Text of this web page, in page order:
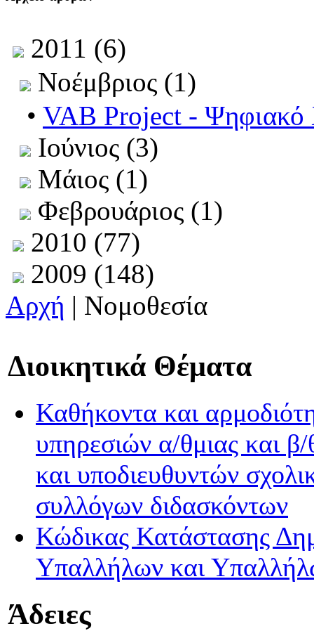
2011 (6)
Νοέμβριος (1)
• VAB Project - Ψηφιακό
Ιούνιος (3)
Μάιος (1)
Φεβρουάριος (1)
2010 (77)
2009 (148)
Αρχή | Νομοθεσία
Διοικητικά Θέματα
Καθήκοντα και
υπηρεσιών α/θμιας και
και υποδιευθυντών
συλλόγων διδασκόντων
Κώδικας Κατάστασης
Υπαλλήλων και
Άδειες